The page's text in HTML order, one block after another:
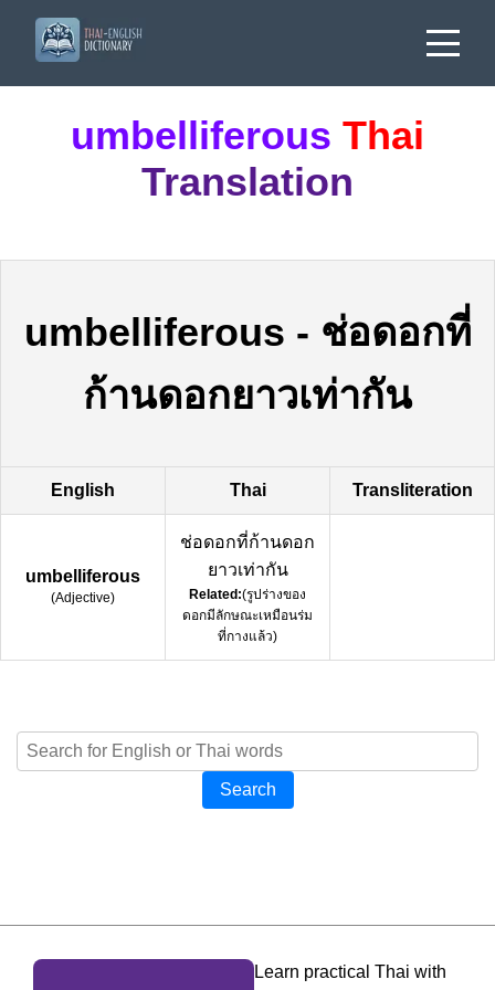
umbelliferous Thai
Translation
umbelliferous - ช่อดอกที่
ก้านดอกยาวเท่ากัน
English Thai Transliteration
umbelliferous
(Adjective)
ช่อดอกที่ก้านดอก
ยาวเท่ากัน
Related:(รูปร่างของ
ดอกมีลักษณะเหมือนร่ม
ที่กางแล้ว)
Search
Learn practical Thai with